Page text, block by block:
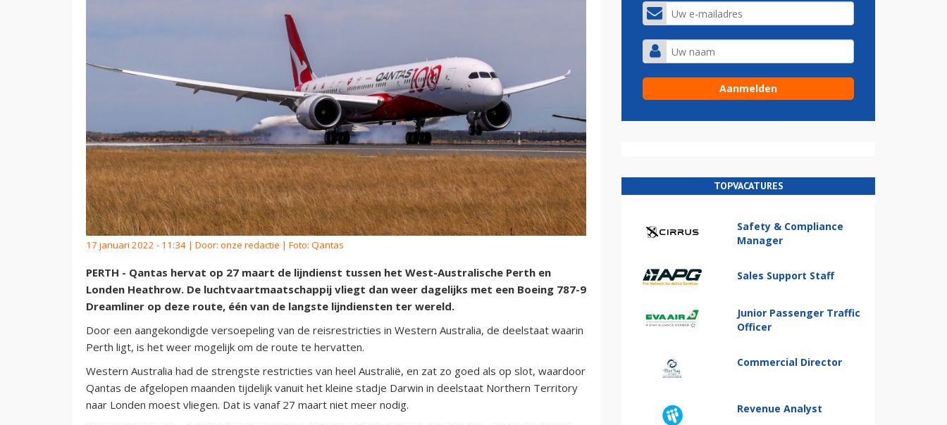
17 januari 2022 - 11:34 | Door: onze redactie | Foto: Qantas
PERTH - Qantas hervat op 27 maart de lijndienst tussen het West-Australische Perth en
Londen Heathrow. De luchtvaartmaatschappij vliegt dan weer dagelijks met een Boeing 787-9
Dreamliner op deze route, één van de langste lijndiensten ter wereld.
Door een aangekondigde versoepeling van de reisrestricties in Western Australia, de deelstaat waarin
Perth ligt, is het weer mogelijk om de route te hervatten.
Western Australia had de strengste restricties van heel Australië, en zat zo goed als op slot, waardoor
Qantas de afgelopen maanden tijdelijk vanuit het kleine stadje Darwin in deelstaat Northern Territory
naar Londen moest vliegen. Dat is vanaf 27 maart niet meer nodig.
TOPVACATURES
Safety & Compliance
Manager
Sales Support Staff
Junior Passenger Traffic
Officer
Commercial Director
Revenue Analyst